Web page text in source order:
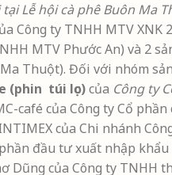
Lễ hội cà phê Buôn Ma
Công ty TNHH MTV XNK
MTV Phước An) và 2
Thuột). Đối với nhóm
(phin túi lọc)của Công ty
café của Công ty Cổ
của Chi nhánh
đầu tư xuất nhập
Dũng của Công ty TNHH